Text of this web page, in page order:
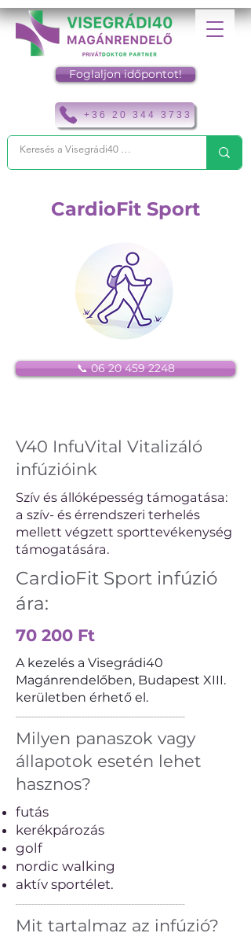
+36 20 344 3733
Foglaljon időpontot!
CardioFit Sport
📞 06 20 459 2248
V40 InfuVital Vitalizáló
infúzióink
Szív és állóképesség támogatása:
a szív- és érrendszeri terhelés
mellett végzett sporttevékenység
támogatására.
CardioFit Sport infúzió
ára:
70 200 Ft
A kezelés a Visegrádi40
Magánrendelőben, Budapest XIII.
kerületben érhető el.
──────────────────────────────────────────────────────
Milyen panaszok vagy
állapotok esetén lehet
hasznos?
futás
kerékpározás
golf
nordic walking
aktív sportélet.
──────────────────────────────────────────────────────
Mit tartalmaz az infúzió?